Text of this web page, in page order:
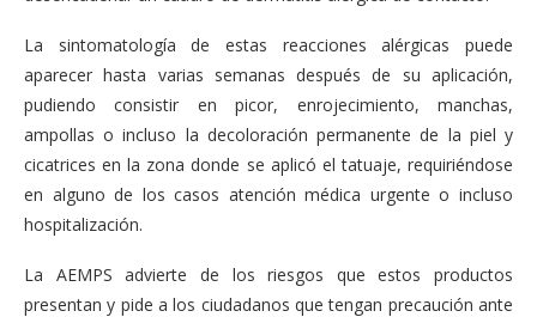
La sintomatología de estas reacciones alérgicas puede
aparecer hasta varias semanas después de su aplicación,
pudiendo consistir en picor, enrojecimiento, manchas,
ampollas o incluso la decoloración permanente de la piel y
cicatrices en la zona donde se aplicó el tatuaje, requiriéndose
en alguno de los casos atención médica urgente o incluso
hospitalización.
La AEMPS advierte de los riesgos que estos productos
presentan y pide a los ciudadanos que tengan precaución ante